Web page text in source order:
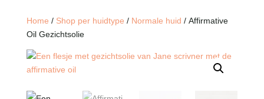
Home / Shop per huidtype / Normale huid / Affirmative
Oil Gezichtsolie